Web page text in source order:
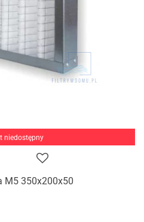
niedostępny
M5 350x200x50